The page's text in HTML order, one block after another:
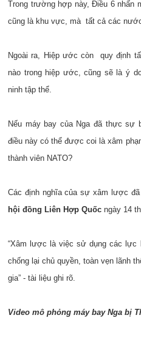
Trong trường hợp này, Điều 6 nhấn
cũng là khu vực, mà tất cả các
Ngoài ra, Hiệp ước còn quy định
nào trong hiệp ước, cũng sẽ là ý
ninh tập thể.
Nếu máy bay của Nga đã thực sự
điều này có thể được coi là xâm
thành viên NATO?
Các định nghĩa của sự xâm lược
hội đồng Liên Hợp Quốc ngày 14
“Xâm lược là việc sử dụng các
chống lại chủ quyền, toàn vẹn lãnh
gia” - tài liệu ghi rõ.
Video mô phỏng máy bay Nga bị